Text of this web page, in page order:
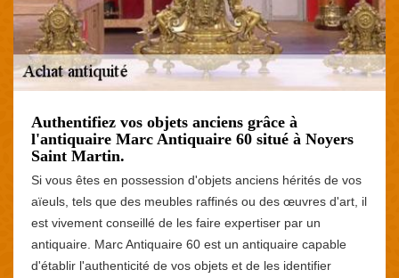
Authentifiez vos objets anciens grâce à
l'antiquaire Marc Antiquaire 60 situé à Noyers
Saint Martin.
Si vous êtes en possession d'objets anciens hérités de vos
aïeuls, tels que des meubles raffinés ou des œuvres d'art, il
est vivement conseillé de les faire expertiser par un
antiquaire. Marc Antiquaire 60 est un antiquaire capable
d'établir l'authenticité de vos objets et de les identifier